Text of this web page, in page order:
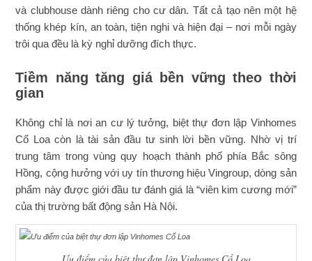
và clubhouse dành riêng cho cư dân. Tất cả tạo nên một hệ
thống khép kín, an toàn, tiện nghi và hiện đại – nơi mỗi ngày
trôi qua đều là kỳ nghỉ dưỡng đích thực.
Tiềm năng tăng giá bền vững theo thời
gian
Không chỉ là nơi an cư lý tưởng, biệt thự đơn lập Vinhomes
Cổ Loa còn là tài sản đầu tư sinh lời bền vững. Nhờ vị trí
trung tâm trong vùng quy hoạch thành phố phía Bắc sông
Hồng, cộng hưởng với uy tín thương hiệu Vingroup, dòng sản
phẩm này được giới đầu tư đánh giá là “viên kim cương mới”
của thị trường bất động sản Hà Nội.